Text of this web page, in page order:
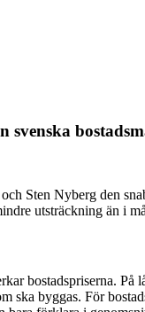
svenska
Sten Nyberg den
utsträckning än i
bostadspriserna.
byggas. För